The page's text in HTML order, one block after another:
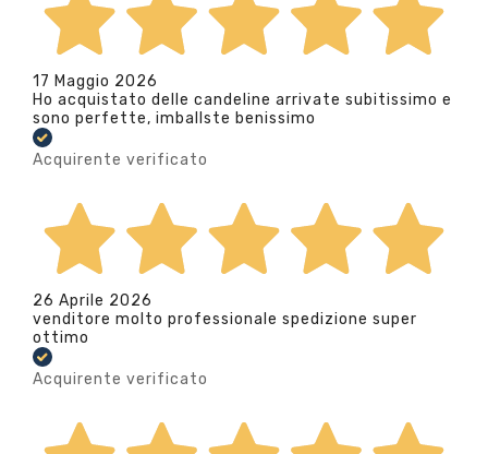
17 Maggio 2026
Ho acquistato delle candeline arrivate subitissimo e
sono perfette, imballste benissimo
Acquirente verificato
26 Aprile 2026
venditore molto professionale spedizione super
ottimo
Acquirente verificato